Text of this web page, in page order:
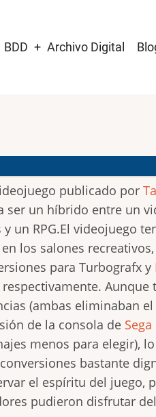
BDD Archivo Digital
publicado por
ser un híbrido entre un
un RPG.El videojuego
los salones
para Turbografx y
respectivamente. Aunque
(ambas eliminaban
de la consola de Sega
menos para elegir),
bastante
el espíritu del juego,
pudieron disfrutar